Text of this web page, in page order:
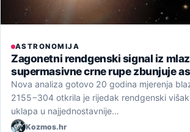
ASTRONOMIJA
Zagonetni rendgenski signal iz
supermasivne crne rupe zbunjuje
Nova analiza gotovo 20 godina mjerenja
2155−304 otkrila je rijedak rendgenski
uklapa u najjednostavnije…
Kozmos.hr